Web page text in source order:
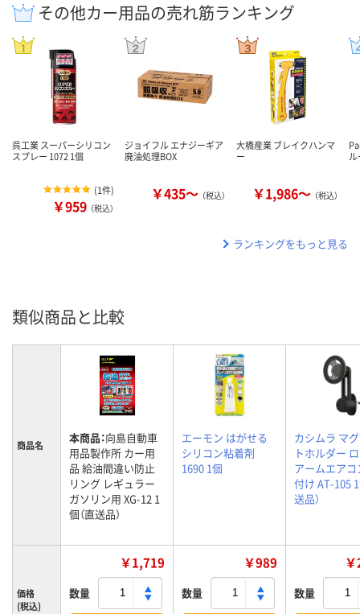
その他カー用品の売れ筋ランキング
呉工業 スーパーシリコン
スプレー 1072 1個
(1件)
￥959 （税込）
ジョイフル エナジーギア
廃油処理BOX
￥435～ （税込）
大橋産業 ブレイクハンマ
ー
￥1,986～ （税込）
ランキングをもっと見る
類似商品と比較
商品名 本商品：向島自動車
用品製作所 カー用
品 給油間違い防止
リング レギュラー
ガソリン用 XG-12 1
個（直送品）
エーモン はがせる
シリコン粘着剤
1690 1個
カシムラ マ
トホルダー
アームエア
付け AT-105 1
送品）
価格
(税込)
￥1,719
数量
￥989
数量 数量